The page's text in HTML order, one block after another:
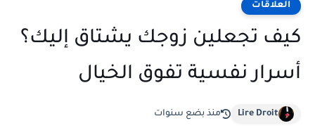
العلاقات
كيف تجعلين زوجك يشتاق إليك؟
أسرار نفسية تفوق الخيال
Lire Droit منذ بضع سنوات